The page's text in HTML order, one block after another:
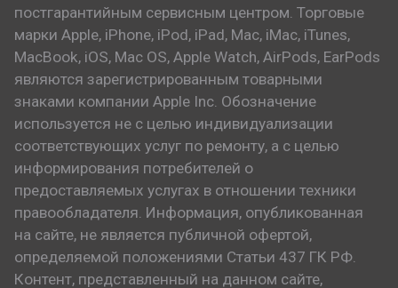
постгарантийным сервисным центром. Торговые
марки Apple, iPhone, iPod, iPad, Mac, iMac, iTunes,
MacBook, iOS, Mac OS, Apple Watch, AirPods, EarPods
являются зарегистрированным товарными
знаками компании Apple Inc. Обозначение
используется не с целью индивидуализации
соответствующих услуг по ремонту, а с целью
информирования потребителей о
предоставляемых услугах в отношении техники
правообладателя. Информация, опубликованная
на сайте, не является публичной офертой,
определяемой положениями Статьи 437 ГК РФ.
Контент, представленный на данном сайте,